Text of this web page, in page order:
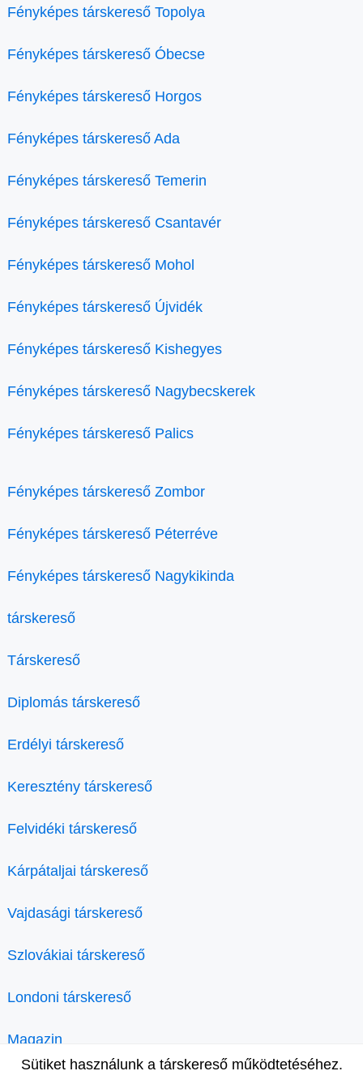
Fényképes társkereső Topolya
Fényképes társkereső Óbecse
Fényképes társkereső Horgos
Fényképes társkereső Ada
Fényképes társkereső Temerin
Fényképes társkereső Csantavér
Fényképes társkereső Mohol
Fényképes társkereső Újvidék
Fényképes társkereső Kishegyes
Fényképes társkereső Nagybecskerek
Fényképes társkereső Palics
Fényképes társkereső Zombor
Fényképes társkereső Péterréve
Fényképes társkereső Nagykikinda
társkereső
Társkereső
Diplomás társkereső
Erdélyi társkereső
Keresztény társkereső
Felvidéki társkereső
Kárpátaljai társkereső
Vajdasági társkereső
Szlovákiai társkereső
Londoni társkereső
Magazin
Sütiket használunk a társkereső működtetéséhez.